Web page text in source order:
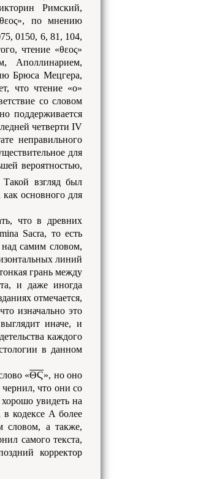
Римский,
по мнению
0150, 6, 81, 104,
чтение «θεος»
Аполлинарием,
Брюса Мецгера,
что чтение «ο»
со словом
поддерживается
четверти IV
неправильного
для
вероятностью,
Такой взгляд был
основного для
что в древних
Sacra, то есть
самим словом,
линий
грань между
и даже иногда
отмечается,
изначально это
иначе, и
каждого
в данном
«ΘϚ», но оно
чернил, что они со
увидеть на
кодексе A более
словом, а также,
самого текста,
корректор